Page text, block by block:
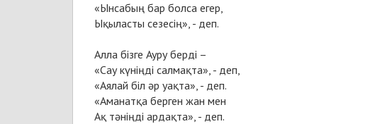
«Ынсабың бар болса егер,
Ықыласты сезесің», - деп.
Алла бізге Ауру берді –
«Сау күніңді салмақта», - деп,
«Аялай біл әр уақта», - деп.
«Аманатқа берген жан мен
Ақ тәніңді ардақта», - деп.